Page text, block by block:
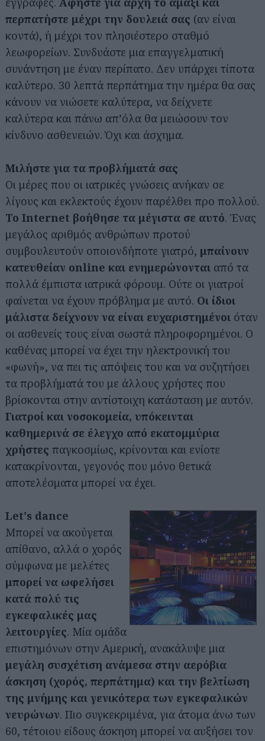
περπατήστε μέχρι την δουλειά σας (αν είναι
κοντά), ή μέχρι τον πλησιέστερο σταθμό
λεωφορείων. Συνδυάστε μια επαγγελματική
συνάντηση με έναν περίπατο. Δεν υπάρχει τίποτα
καλύτερο. 30 λεπτά περπάτημα την ημέρα θα σας
κάνουν να νιώσετε καλύτερα, να δείχνετε
καλύτερα και πάνω απ’όλα θα μειώσουν τον
κίνδυνο ασθενειών. Όχι και άσχημα.
Μιλήστε για τα προβλήματά σας
Οι μέρες που οι ιατρικές γνώσεις ανήκαν σε
λίγους και εκλεκτούς έχουν παρέλθει προ πολλού.
To Internet βοήθησε τα μέγιστα σε αυτό. Ένας
μεγάλος αριθμός ανθρώπων προτού
συμβουλευτούν οποιονδήποτε γιατρό, μπαίνουν
κατευθείαν online και ενημερώνονται από τα
πολλά έμπιστα ιατρικά φόρουμ. Ούτε οι γιατροί
φαίνεται να έχουν πρόβλημα με αυτό. Οι ίδιοι
μάλιστα δείχνουν να είναι ευχαριστημένοι όταν
οι ασθενείς τους είναι σωστά πληροφορημένοι. Ο
καθένας μπορεί να έχει την ηλεκτρονική του
«φωνή», να πει τις απόψεις του και να συζητήσει
τα προβλήματά του με άλλους χρήστες που
βρίσκονται στην αντίστοιχη κατάσταση με αυτόν.
Γιατροί και νοσοκομεία, υπόκεινται
καθημερινά σε έλεγχο από εκατομμύρια
χρήστες παγκοσμίως, κρίνονται και ενίοτε
κατακρίνονται, γεγονός που μόνο θετικά
αποτελέσματα μπορεί να έχει.
Let's dance
Μπορεί να ακούγεται
απίθανο, αλλά ο χορός
σύμφωνα με μελέτες
μπορεί να ωφελήσει
κατά πολύ τις
εγκεφαλικές μας
λειτουργίες. Μία ομάδα
επιστημόνων στην Αμερική, ανακάλυψε μια
μεγάλη συσχέτιση ανάμεσα στην αερόβια
άσκηση (χορός, περπάτημα) και την βελτίωση
της μνήμης και γενικότερα των εγκεφαλικών
νευρώνων. Πιο συγκεκριμένα, για άτομα άνω των
60, τέτοιου είδους άσκηση μπορεί να αυξήσει τον